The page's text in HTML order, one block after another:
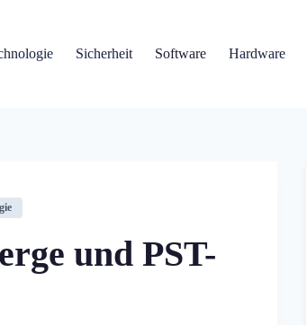
Sicherheit Software Hardware
und PST-